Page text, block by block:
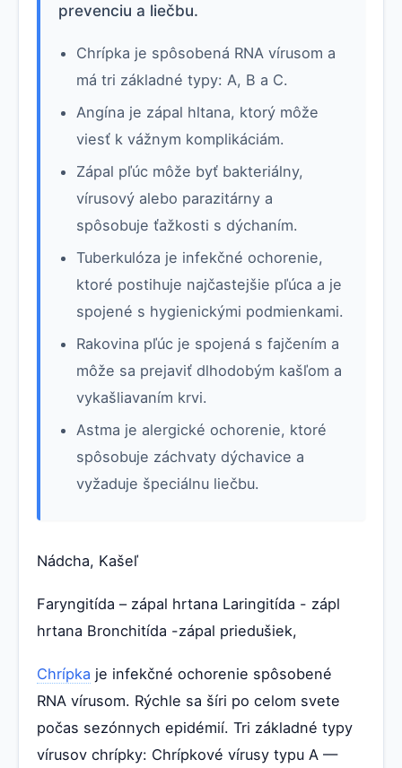
prevenciu a liečbu.
Chrípka je spôsobená RNA vírusom a
má tri základné typy: A, B a C.
Angína je zápal hltana, ktorý môže
viesť k vážnym komplikáciám.
Zápal pľúc môže byť bakteriálny,
vírusový alebo parazitárny a
spôsobuje ťažkosti s dýchaním.
Tuberkulóza je infekčné ochorenie,
ktoré postihuje najčastejšie pľúca a je
spojené s hygienickými podmienkami.
Rakovina pľúc je spojená s fajčením a
môže sa prejaviť dlhodobým kašľom a
vykašliavaním krvi.
Astma je alergické ochorenie, ktoré
spôsobuje záchvaty dýchavice a
vyžaduje špeciálnu liečbu.
Nádcha, Kašeľ
Faryngitída – zápal hrtana Laringitída - zápl
hrtana Bronchitída -zápal priedušiek,
Chrípka je infekčné ochorenie spôsobené
RNA vírusom. Rýchle sa šíri po celom svete
počas sezónnych epidémií. Tri základné typy
vírusov chrípky: Chrípkové vírusy typu A —